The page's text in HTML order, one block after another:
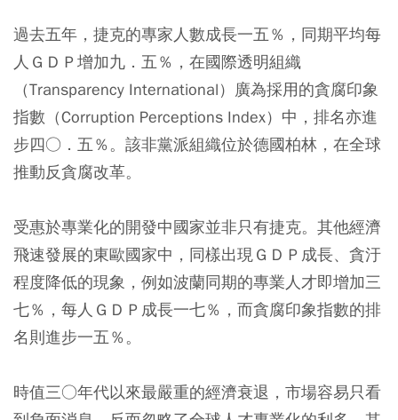
過去五年，捷克的專家人數成長一五％，同期平均每
人ＧＤＰ增加九．五％，在國際透明組織
（Transparency International）廣為採用的貪腐印象
指數（Corruption Perceptions Index）中，排名亦進
步四○．五％。該非黨派組織位於德國柏林，在全球
推動反貪腐改革。
受惠於專業化的開發中國家並非只有捷克。其他經濟
飛速發展的東歐國家中，同樣出現ＧＤＰ成長、貪汙
程度降低的現象，例如波蘭同期的專業人才即增加三
七％，每人ＧＤＰ成長一七％，而貪腐印象指數的排
名則進步一五％。
時值三○年代以來最嚴重的經濟衰退，市場容易只看